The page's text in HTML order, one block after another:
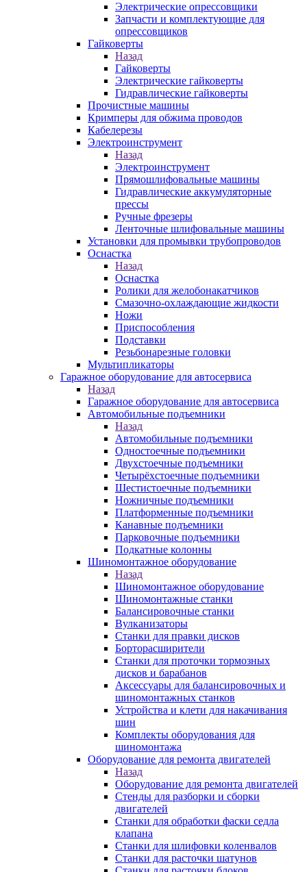
Электрические опрессовщики
Запчасти и комплектующие для
опрессовщиков
Гайковерты
Назад
Гайковерты
Электрические гайковерты
Гидравлические гайковерты
Прочистные машины
Кримперы для обжима проводов
Кабелерезы
Электроинструмент
Назад
Электроинструмент
Прямошлифовальные машины
Гидравлические аккумуляторные
прессы
Ручные фрезеры
Ленточные шлифовальные машины
Установки для промывки трубопроводов
Оснастка
Назад
Оснастка
Ролики для желобонакатчиков
Смазочно-охлаждающие жидкости
Ножи
Приспособления
Подставки
Резьбонарезные головки
Мультипликаторы
Гаражное оборудование для автосервиса
Назад
Гаражное оборудование для автосервиса
Автомобильные подъемники
Назад
Автомобильные подъемники
Одностоечные подъемники
Двухстоечные подъемники
Четырёхстоечные подъемники
Шестистоечные подъемники
Ножничные подъемники
Платформенные подъемники
Канавные подъемники
Парковочные подъемники
Подкатные колонны
Шиномонтажное оборудование
Назад
Шиномонтажное оборудование
Шиномонтажные станки
Балансировочные станки
Вулканизаторы
Станки для правки дисков
Борторасширители
Станки для проточки тормозных
дисков и барабанов
Аксессуары для балансировочных и
шиномонтажных станков
Устройства и клети для накачивания
шин
Комплекты оборудования для
шиномонтажа
Оборудование для ремонта двигателей
Назад
Оборудование для ремонта двигателей
Стенды для разборки и сборки
двигателей
Станки для обработки фаски седла
клапана
Станки для шлифовки коленвалов
Станки для расточки шатунов